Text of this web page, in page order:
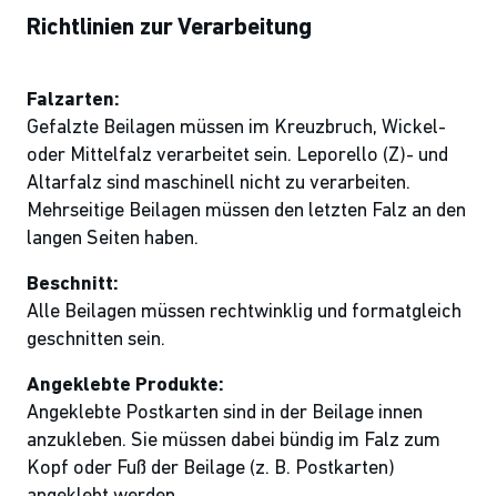
Richtlinien zur Verarbeitung
Falzarten:
Gefalzte Beilagen müssen im Kreuzbruch, Wickel-
oder Mittelfalz verarbeitet sein. Leporello (Z)- und
Altarfalz sind maschinell nicht zu verarbeiten.
Mehrseitige Beilagen müssen den letzten Falz an den
langen Seiten haben.
Beschnitt:
Alle Beilagen müssen rechtwinklig und formatgleich
geschnitten sein.
Angeklebte Produkte:
Angeklebte Postkarten sind in der Beilage innen
anzukleben. Sie müssen dabei bündig im Falz zum
Kopf oder Fuß der Beilage (z. B. Postkarten)